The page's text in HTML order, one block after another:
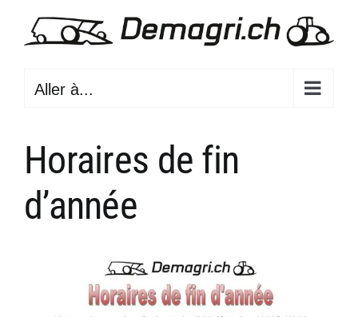
Aller à...
Horaires de fin
d’année